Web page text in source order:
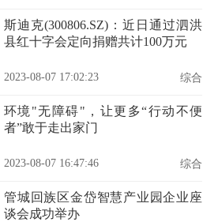
斯迪克(300806.SZ)：近日通过泗洪
县红十字会定向捐赠共计100万元
2023-08-07 17:02:23 综合
环境"无障碍"，让更多“行动不便
者”敢于走出家门
2023-08-07 16:47:46 综合
管城回族区金岱智慧产业园企业座
谈会成功举办